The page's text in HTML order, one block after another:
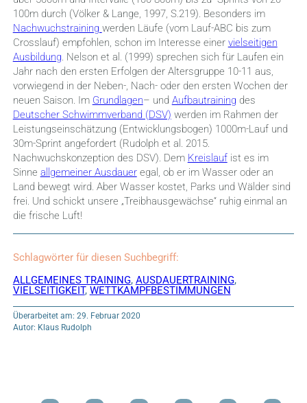
100m durch (Völker & Lange, 1997, S.219). Besonders im
Nachwuchstraining werden Läufe (vom Lauf-ABC bis zum
Crosslauf) empfohlen, schon im Interesse einer vielseitigen
Ausbildung. Nelson et al. (1999) sprechen sich für Laufen ein
Jahr nach den ersten Erfolgen der Altersgruppe 10-11 aus,
vorwiegend in der Neben-, Nach- oder den ersten Wochen der
neuen Saison. Im Grundlagen– und Aufbautraining des
Deutscher Schwimmverband (DSV) werden im Rahmen der
Leistungseinschätzung (Entwicklungsbogen) 1000m-Lauf und
30m-Sprint angefordert (Rudolph et al. 2015.
Nachwuchskonzeption des DSV). Dem Kreislaufist es im
Sinne allgemeiner Ausdaueregal, ob er im Wasser oder an
Land bewegt wird. Aber Wasser kostet, Parks und Wälder sind
frei. Und schickt unsere „Treibhausgewächse“ ruhig einmal an
die frische Luft!
Schlagwörter für diesen Suchbegriff:
ALLGEMEINES TRAINING, AUSDAUERTRAINING,
VIELSEITIGKEIT, WETTKAMPFBESTIMMUNGEN
Überarbeitet am: 29. Februar 2020
Autor: Klaus Rudolph